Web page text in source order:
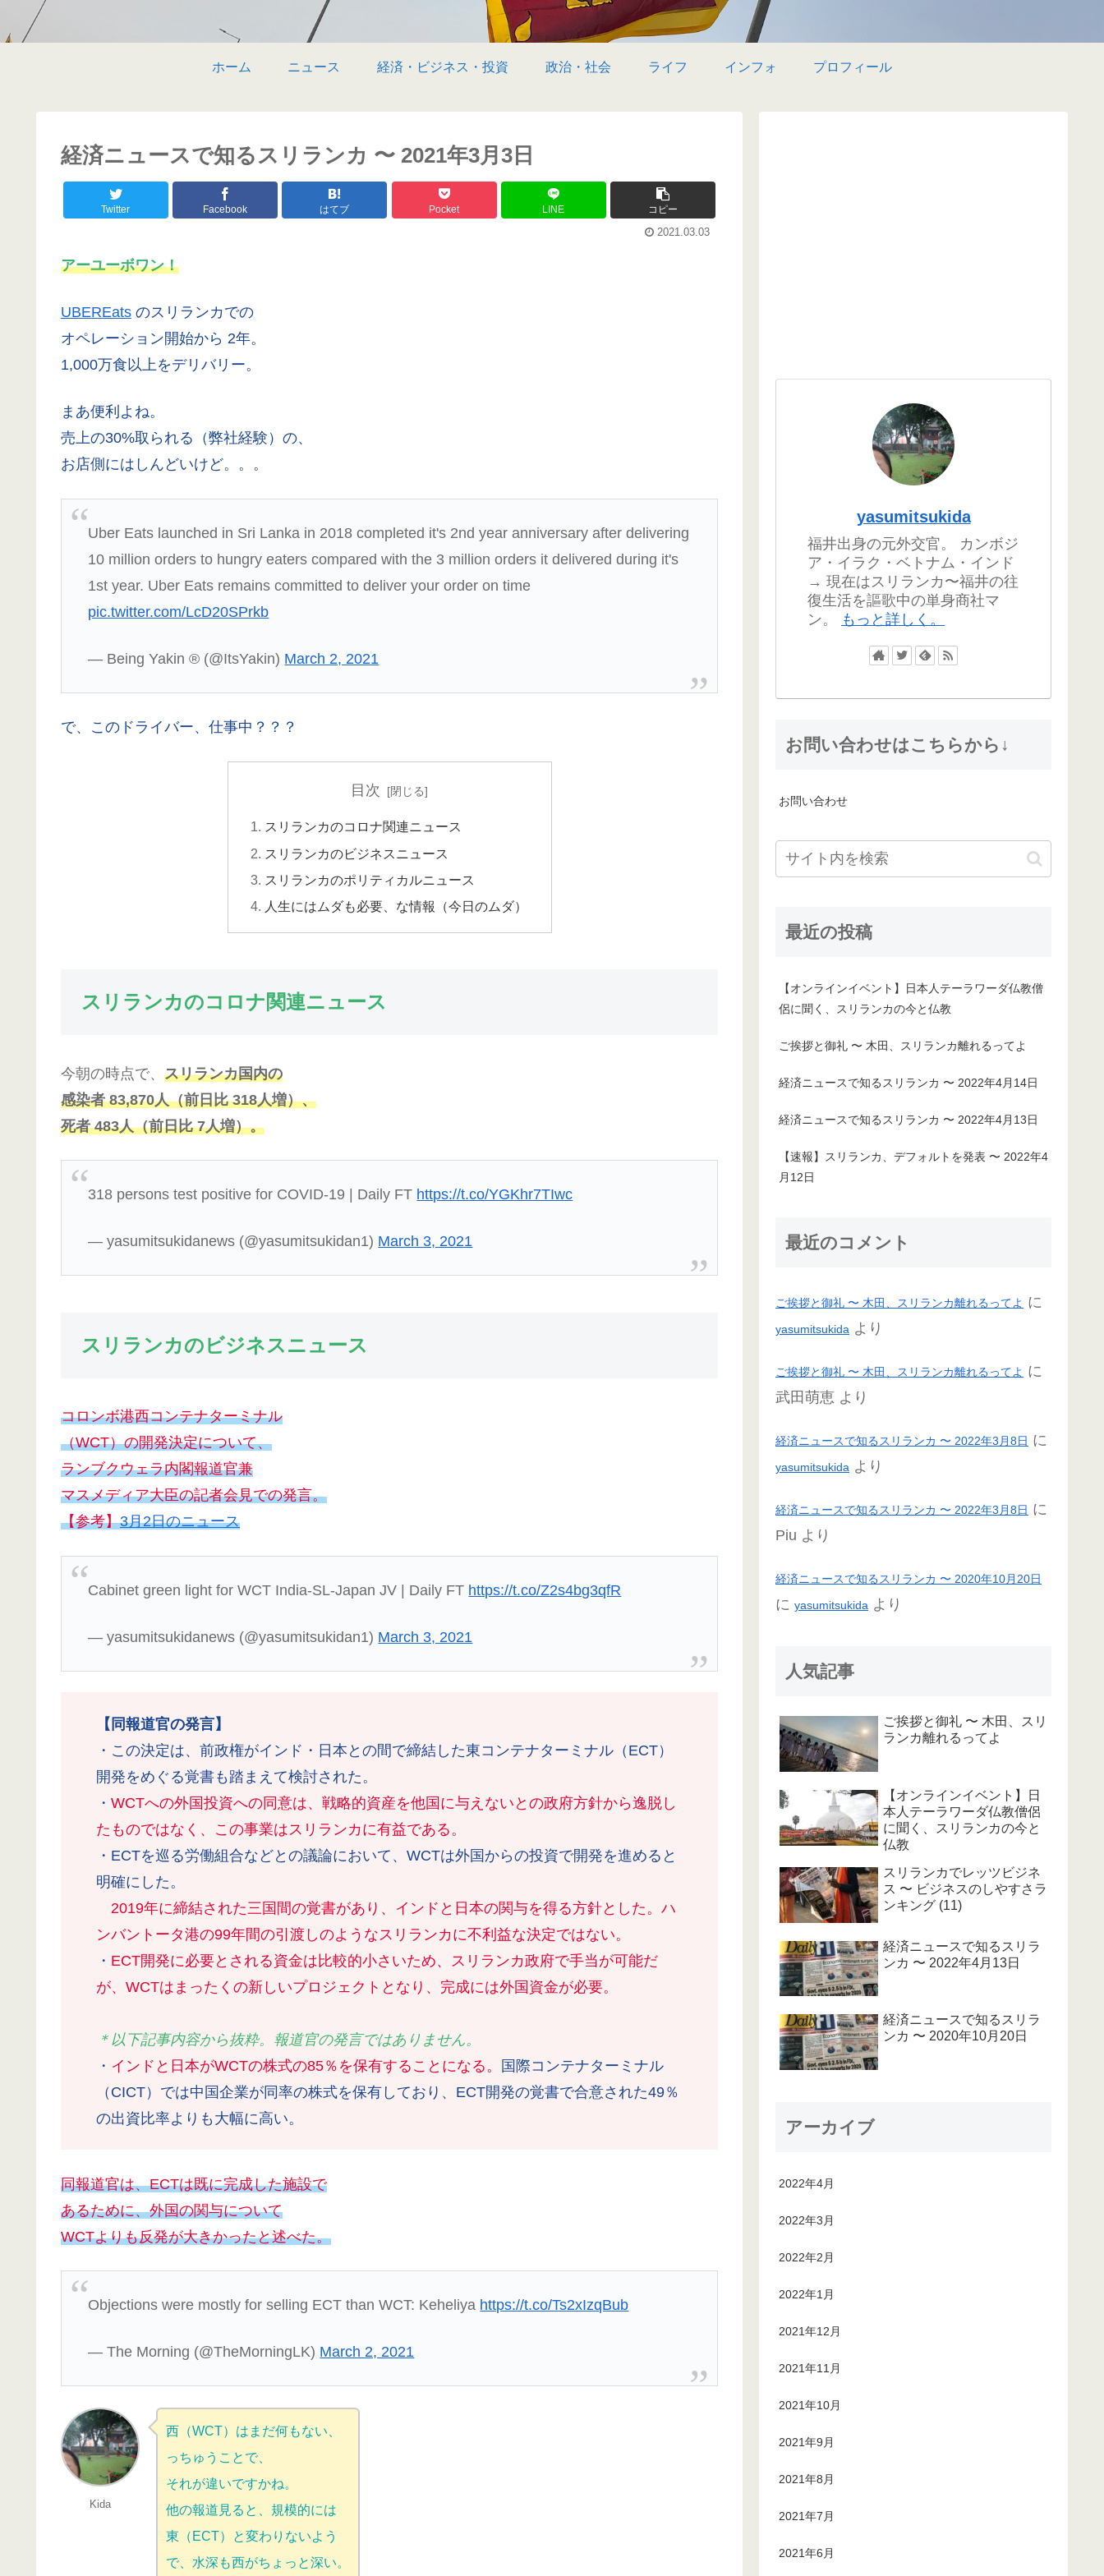
ホーム ニュース 経済・ビジネス・投資 政治・社会 ライフ インフォ プロフィール
経済ニュースで知るスリランカ 〜 2021年3月3日
Twitter Facebook はてブ Pocket LINE コピー
2021.03.03
アーユーボワン！
UBEREats のスリランカでの
オペレーション開始から 2年。
1,000万食以上をデリバリー。
まあ便利よね。
売上の30%取られる（弊社経験）の、
お店側にはしんどいけど。。。
Uber Eats launched in Sri Lanka in 2018 completed it's 2nd year anniversary after delivering
10 million orders to hungry eaters compared with the 3 million orders it delivered during it's
1st year. Uber Eats remains committed to deliver your order on time
pic.twitter.com/LcD20SPrkb
— Being Yakin ® (@ItsYakin) March 2, 2021
で、このドライバー、仕事中？？？
目次
スリランカのコロナ関連ニュース
スリランカのビジネスニュース
スリランカのポリティカルニュース
人生にはムダも必要、な情報（今日のムダ）
スリランカのコロナ関連ニュース
今朝の時点で、 スリランカ国内の
感染者 83,870人（前日比 318人増）、
死者 483人（前日比 7人増）。
318 persons test positive for COVID-19 | Daily FT https://t.co/YGKhr7TIwc
— yasumitsukidanews (@yasumitsukidan1) March 3, 2021
スリランカのビジネスニュース
コロンボ港西コンテナターミナル
（WCT）の開発決定について、
ランブクウェラ内閣報道官兼
マスメディア大臣の記者会見での発言。
【参考】3月2日のニュース
Cabinet green light for WCT India-SL-Japan JV | Daily FT https://t.co/Z2s4bg3qfR
— yasumitsukidanews (@yasumitsukidan1) March 3, 2021
【同報道官の発言】
・この決定は、前政権がインド・日本との間で締結した東コンテナターミナル（ECT）
開発をめぐる覚書も踏まえて検討された。
・ WCTへの外国投資への同意は、戦略的資産を他国に与えないとの政府方針から逸脱し
たものではなく、この事業はスリランカに有益である。
・ECTを巡る労働組合などとの議論において、WCTは外国からの投資で開発を進めると
明確にした。
2019年に締結された三国間の覚書があり、インドと日本の関与を得る方針とした。ハ
ンバントータ港の99年間の引渡しのようなスリランカに不利益な決定ではない。
・ ECT開発に必要とされる資金は比較的小さいため、スリランカ政府で手当が可能だ
が、WCTはまったくの新しいプロジェクトとなり、完成には外国資金が必要。
＊以下記事内容から抜粋。報道官の発言ではありません。
・ インドと日本がWCTの株式の85％を保有することになる。
国際コンテナターミナル
（CICT）では中国企業が同率の株式を保有しており、ECT開発の覚書で合意された49％
の出資比率よりも大幅に高い。
同報道官は、ECTは既に完成した施設で
あるために、外国の関与について
WCTよりも反発が大きかったと述べた。
Objections were mostly for selling ECT than WCT: Keheliya https://t.co/Ts2xIzqBub
— The Morning (@TheMorningLK) March 2, 2021
Kida
西（WCT）はまだ何もない、
っちゅうことで、
それが違いですかね。
他の報道見ると、規模的には
東（ECT）と変わりないよう
で、水深も西がちょっと深い。
yasumitsukida
福井出身の元外交官。 カンボジ
ア・イラク・ベトナム・インド
→ 現在はスリランカ〜福井の往
復生活を謳歌中の単身商社マ
ン。
もっと詳しく。
お問い合わせはこちらから↓
お問い合わせ
最近の投稿
【オンラインイベント】日本人テーラワーダ仏教僧
侶に聞く、スリランカの今と仏教
ご挨拶と御礼 〜 木田、スリランカ離れるってよ
経済ニュースで知るスリランカ 〜 2022年4月14日
経済ニュースで知るスリランカ 〜 2022年4月13日
【速報】スリランカ、デフォルトを発表 〜 2022年4
月12日
最近のコメント
ご挨拶と御礼 〜 木田、スリランカ離れるってよ に
yasumitsukida より
ご挨拶と御礼 〜 木田、スリランカ離れるってよ に
武田萌恵 より
経済ニュースで知るスリランカ 〜 2022年3月8日 に
yasumitsukida より
経済ニュースで知るスリランカ 〜 2022年3月8日 に
Piu より
経済ニュースで知るスリランカ 〜 2020年10月20日
に yasumitsukida より
人気記事
ご挨拶と御礼 〜 木田、スリ
ランカ離れるってよ
【オンラインイベント】日
本人テーラワーダ仏教僧侶
に聞く、スリランカの今と
仏教
スリランカでレッツビジネ
ス 〜 ビジネスのしやすさラ
ンキング (11)
経済ニュースで知るスリラ
ンカ 〜 2022年4月13日
経済ニュースで知るスリラ
ンカ 〜 2020年10月20日
アーカイブ
2022年4月
2022年3月
2022年2月
2022年1月
2021年12月
2021年11月
2021年10月
2021年9月
2021年8月
2021年7月
2021年6月